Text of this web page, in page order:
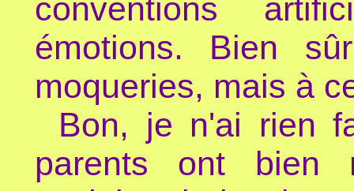
conventions
émotions. Bien
moqueries, mais à
Bon, je n'ai rien
parents ont bien